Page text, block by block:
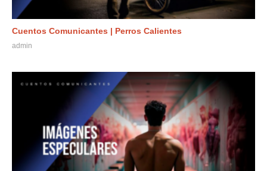
Cuentos Comunicantes | Perros Calientes
admin